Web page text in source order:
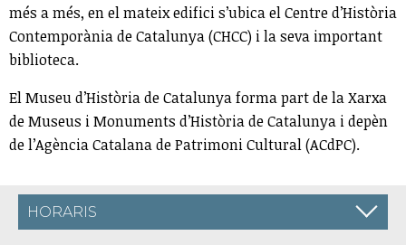
més a més, en el mateix edifici s’ubica el Centre d’Història
Contemporània de Catalunya (CHCC) i la seva important
biblioteca.
El Museu d’Història de Catalunya forma part de la Xarxa
de Museus i Monuments d’Història de Catalunya i depèn
de l’Agència Catalana de Patrimoni Cultural (ACdPC).
HORARIS